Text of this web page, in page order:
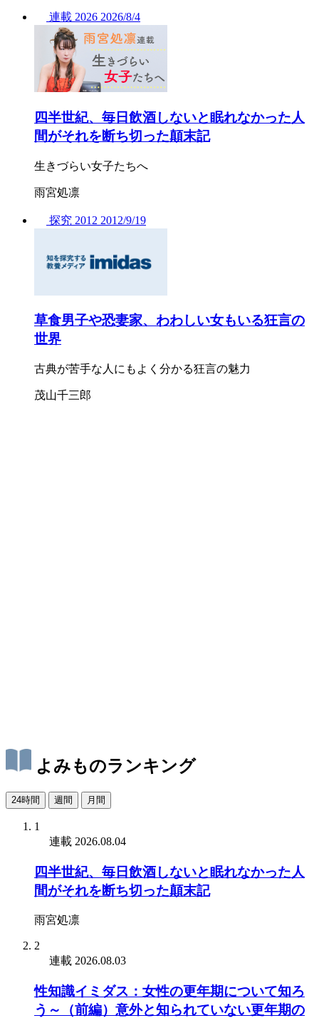
連載 2026 2026/8/4
四半世紀、毎日飲酒しないと眠れなかった人
間がそれを断ち切った顛末記
生きづらい女子たちへ
雨宮処凛
探究 2012 2012/9/19
草食男子や恐妻家、わわしい女もいる狂言の
世界
古典が苦手な人にもよく分かる狂言の魅力
茂山千三郎
よみものランキング
24時間 週間 月間
1
連載 2026.08.04
四半世紀、毎日飲酒しないと眠れなかった人
間がそれを断ち切った顛末記
雨宮処凛
2
連載 2026.08.03
性知識イミダス：女性の更年期について知ろ
う～（前編）意外と知られていない更年期の